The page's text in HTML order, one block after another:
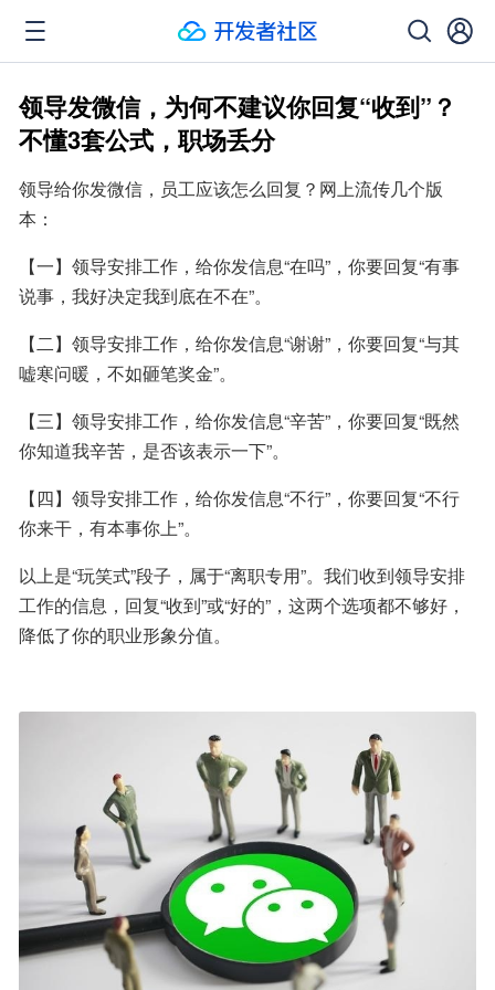
领导发微信，为何不建议你回复“收到”？
不懂3套公式，职场丢分
领导给你发微信，员工应该怎么回复？网上流传几个版
本：
【一】领导安排工作，给你发信息“在吗”，你要回复“有事
说事，我好决定我到底在不在”。
【二】领导安排工作，给你发信息“谢谢”，你要回复“与其
嘘寒问暖，不如砸笔奖金”。
【三】领导安排工作，给你发信息“辛苦”，你要回复“既然
你知道我辛苦，是否该表示一下”。
【四】领导安排工作，给你发信息“不行”，你要回复“不行
你来干，有本事你上”。
以上是“玩笑式”段子，属于“离职专用”。我们收到领导安排
工作的信息，回复“收到”或“好的”，这两个选项都不够好，
降低了你的职业形象分值。